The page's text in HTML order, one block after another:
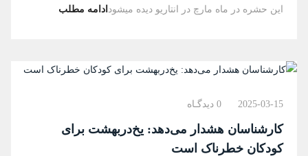
این حشره در ماه مارچ در انتاریو دیده میشود ادامه مطلب
2025-03-15 0 دیدگـاه
کارشناسان هشدار می‌دهد: یخ‌دربهشت برای
کودکان خطرناک است